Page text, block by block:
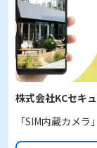
株式会社KCセキ
「SIM内蔵カメ